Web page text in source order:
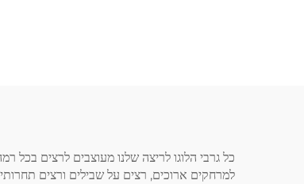
כל גרבי הלוגו לריצה שלנו מעוצבים לרצים בכל
למרחקים ארוכים, רצים על שבילים ורצים